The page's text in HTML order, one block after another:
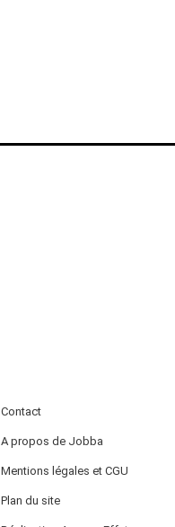
Contact
A propos de Jobba
Mentions légales et CGU
Plan du site